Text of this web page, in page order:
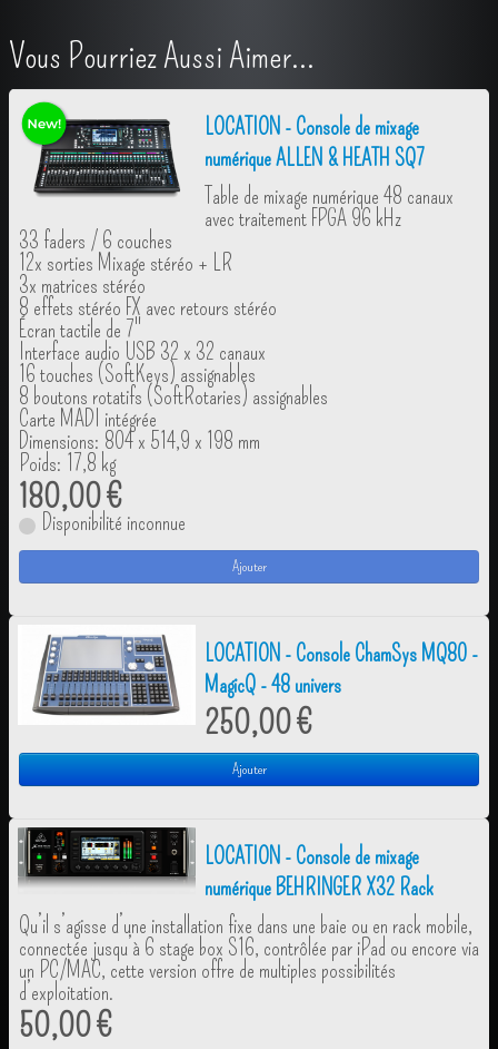
Vous Pourriez Aussi Aimer...
LOCATION - Console de mixage
numérique ALLEN & HEATH SQ7
Table de mixage numérique 48 canaux
avec traitement FPGA 96 kHz
33 faders / 6 couches
12x sorties Mixage stéréo + LR
3x matrices stéréo
8 effets stéréo FX avec retours stéréo
Écran tactile de 7"
Interface audio USB 32 x 32 canaux
16 touches (SoftKeys) assignables
8 boutons rotatifs (SoftRotaries) assignables
Carte MADI intégrée
Dimensions: 804 x 514,9 x 198 mm
Poids: 17,8 kg
180,00 €
Disponibilité inconnue
Ajouter
LOCATION - Console ChamSys MQ80 -
MagicQ - 48 univers
250,00 €
Ajouter
LOCATION - Console de mixage
numérique BEHRINGER X32 Rack
Qu’il s’agisse d’une installation fixe dans une baie ou en rack mobile,
connectée jusqu’à 6 stage box S16, contrôlée par iPad ou encore via
un PC/MAC, cette version offre de multiples possibilités
d’exploitation.
50,00 €